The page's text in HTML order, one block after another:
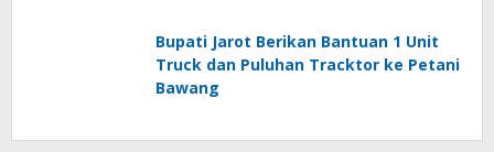
Bupati Jarot Berikan Bantuan 1 Unit
Truck dan Puluhan Tracktor ke Petani
Bawang